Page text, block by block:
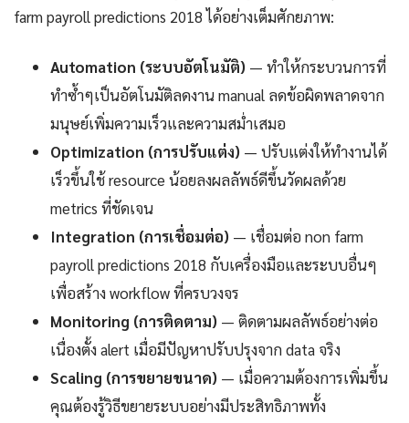
farm payroll predictions 2018 ได้อย่างเต็มศักยภาพ:
Automation (ระบบอัตโนมัติ) — ทำให้กระบวนการที่
ทำซ้ำๆเป็นอัตโนมัติลดงาน manual ลดข้อผิดพลาดจาก
มนุษย์เพิ่มความเร็วและความสม่ำเสมอ
Optimization (การปรับแต่ง) — ปรับแต่งให้ทำงานได้
เร็วขึ้นใช้ resource น้อยลงผลลัพธ์ดีขึ้นวัดผลด้วย
metrics ที่ชัดเจน
Integration (การเชื่อมต่อ) — เชื่อมต่อ non farm
payroll predictions 2018 กับเครื่องมือและระบบอื่นๆ
เพื่อสร้าง workflow ที่ครบวงจร
Monitoring (การติดตาม) — ติดตามผลลัพธ์อย่างต่อ
เนื่องตั้ง alert เมื่อมีปัญหาปรับปรุงจาก data จริง
Scaling (การขยายขนาด) — เมื่อความต้องการเพิ่มขึ้น
คุณต้องรู้วิธีขยายระบบอย่างมีประสิทธิภาพทั้ง